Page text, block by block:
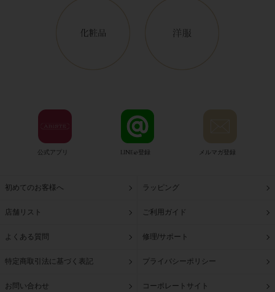
公式アプリ LINE@登録 メルマガ登録
初めてのお客様へ ラッピング
店舗リスト ご利用ガイド
よくある質問 修理/サポート
特定商取引法に基づく表記 プライバシーポリシー
お問い合わせ コーポレートサイト